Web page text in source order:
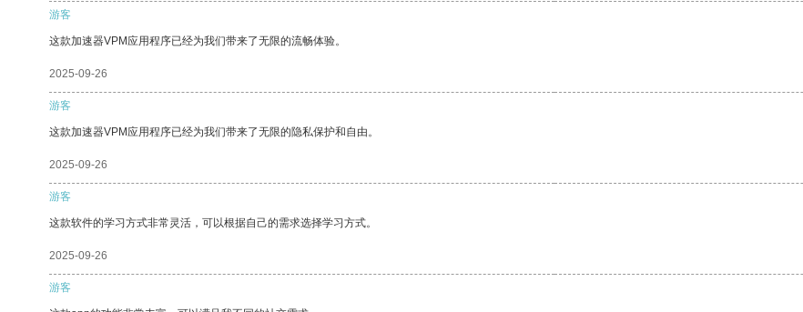
游客
这款加速器VPM应用程序已经为我们带来了无限的流畅体验。
2025-09-26
游客
这款加速器VPM应用程序已经为我们带来了无限的隐私保护和自由。
2025-09-26
游客
这款软件的学习方式非常灵活，可以根据自己的需求选择学习方式。
2025-09-26
游客